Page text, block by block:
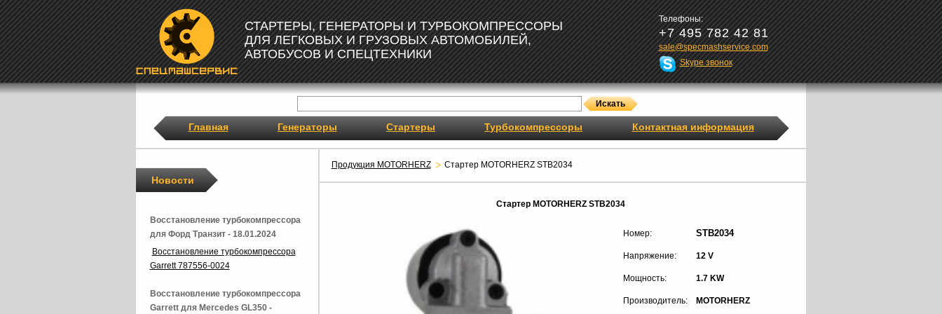
СТАРТЕРЫ, ГЕНЕРАТОРЫ И ТУРБОКОМПРЕССОРЫ
ДЛЯ ЛЕГКОВЫХ И ГРУЗОВЫХ АВТОМОБИЛЕЙ,
АВТОБУСОВ И СПЕЦТЕХНИКИ
Телефоны:
+7 495 782 42 81
sale@specmashservice.com
Skype звонок
Главная Генераторы Стартеры Турбокомпрессоры Контактная информация
Продукция MOTORHERZ Стартер MOTORHERZ STB2034
Стартер MOTORHERZ STB2034
Номер: STB2034
Напряжение: 12 V
Мощность: 1.7 KW
Производитель: MOTORHERZ
Новости
Восстановление турбокомпрессора
для Форд Транзит - 18.01.2024
Восстановление турбокомпрессора
Garrett 787556-0024
Восстановление турбокомпрессора
Garrett для Mercedes GL350 -